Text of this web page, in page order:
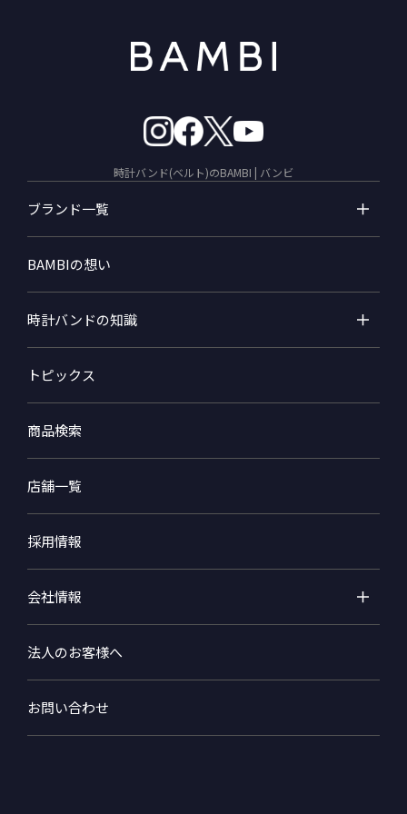
時計バンド(ベルト)のBAMBI | バンビ
ブランド一覧
BAMBIの想い
時計バンドの知識
トピックス
商品検索
店舗一覧
採用情報
会社情報
法人のお客様へ
お問い合わせ